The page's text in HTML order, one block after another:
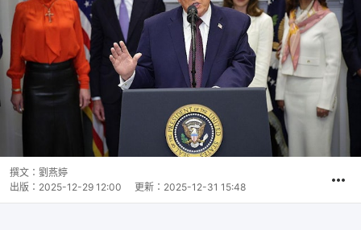
撰文： 劉燕婷
出版： 2025-12-29 12:00 更新： 2025-12-31 15:48